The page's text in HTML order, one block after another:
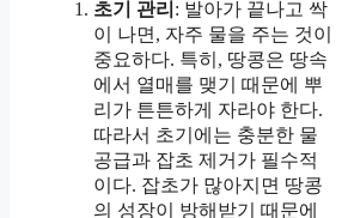
초기 관리 : 발아가 끝나고 싹
이 나면, 자주 물을 주는 것이
중요하다. 특히, 땅콩은 땅속
에서 열매를 맺기 때문에 뿌
리가 튼튼하게 자라야 한다.
따라서 초기에는 충분한 물
공급과 잡초 제거가 필수적
이다. 잡초가 많아지면 땅콩
의 성장이 방해받기 때문에